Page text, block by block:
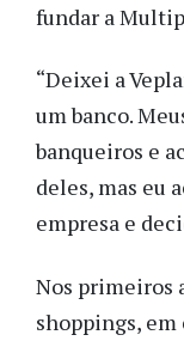
fundar a
“Deixei a
um banco.
banqueiros e
deles, mas eu
empresa e
Nos primeiros
shoppings,